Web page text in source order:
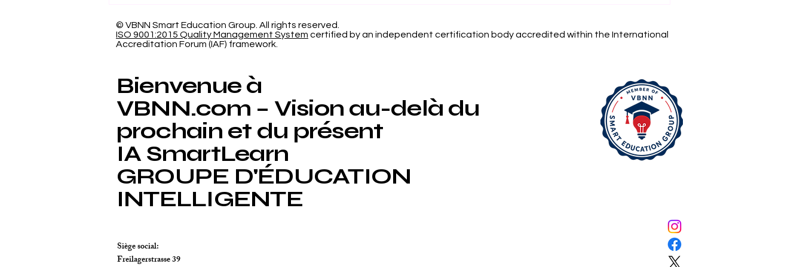
et la Responsabilité
Sociale de l'Université
Internationale Suisse
dans la Classification
Probabiliste
Nouvelle Recherche
Internationale Suisse
© VBNN Smart Education Group. All rights reserved.
ISO 9001:2015 Quality Management System certified by an independent certification body accredited within the International
Accreditation Forum (IAF) framework.
Bienvenue à
VBNN.com – Vision au-delà du
prochain et du présent
IA SmartLearn
GROUPE D'ÉDUCATION
INTELLIGENTE
Siège social:
Freilagerstrasse 39